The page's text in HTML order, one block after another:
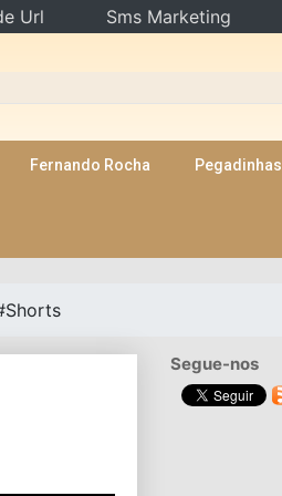
Fernando Rocha Pegadinhas
Segue-nos
Url Sms Marketing